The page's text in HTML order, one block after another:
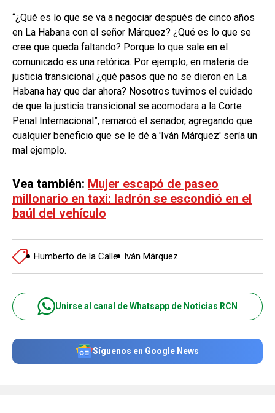
“¿Qué es lo que se va a negociar después de cinco años
en La Habana con el señor Márquez? ¿Qué es lo que se
cree que queda faltando? Porque lo que sale en el
comunicado es una retórica. Por ejemplo, en materia de
justicia transicional ¿qué pasos que no se dieron en La
Habana hay que dar ahora? Nosotros tuvimos el cuidado
de que la justicia transicional se acomodara a la Corte
Penal Internacional”, remarcó el senador, agregando que
cualquier beneficio que se le dé a 'Iván Márquez' sería un
mal ejemplo.
Vea también: Mujer escapó de paseo
millonario en taxi: ladrón se escondió en el
baúl del vehículo
Humberto de la Calle Iván Márquez
Unirse al canal de Whatsapp de Noticias RCN
Síguenos en Google News